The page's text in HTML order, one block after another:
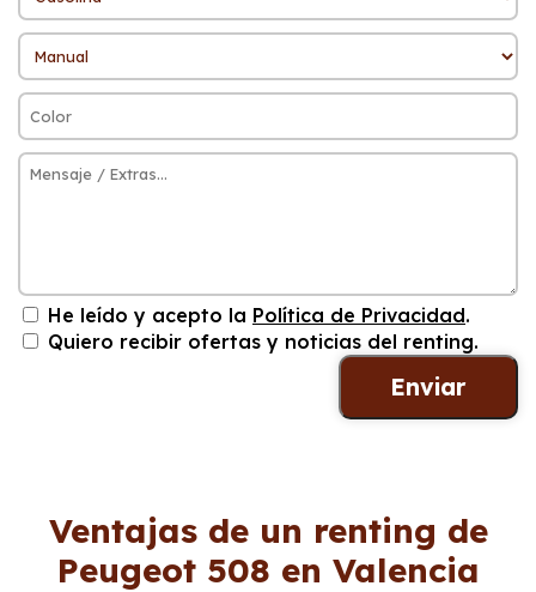
He leído y acepto la Política de Privacidad.
Quiero recibir ofertas y noticias del renting.
Ventajas de un renting de
Peugeot 508 en Valencia